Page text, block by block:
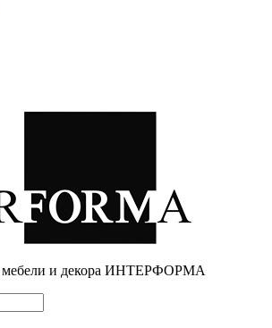
мебели и декора ИНТЕРФОРМА